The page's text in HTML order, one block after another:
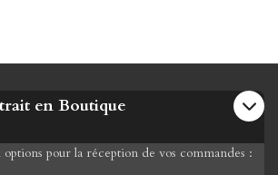
en Boutique
options pour la réception de vos commandes :